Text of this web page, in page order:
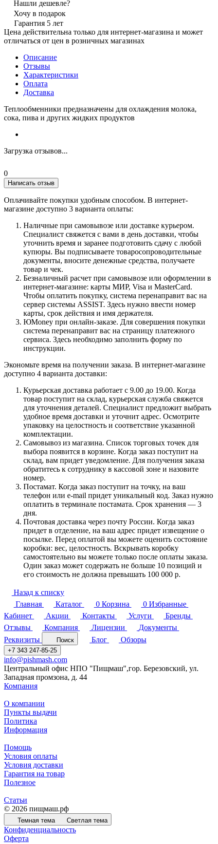
Нашли дешевле?
Хочу в подарок
Гарантия 5 лет
Цена действительна только для интернет-магазина и может
отличаться от цен в розничных магазинах
Описание
Отзывы
Характеристики
Оплата
Доставка
Теплообменники предназначены для охлаждения молока,
сока, пива и других жидких продуктов
Загрузка отзывов...
0
Написать отзыв
Оплачивайте покупки удобным способом. В интернет-
магазине доступно 3 варианта оплаты:
Наличные при самовывозе или доставке курьером.
Специалист свяжется с вами в день доставки, чтобы
уточнить время и заранее подготовить сдачу с любой
купюры. Вы подписываете товаросопроводительные
документы, вносите денежные средства, получаете
товар и чек.
Безналичный расчет при самовывозе или оформлении в
интернет-магазине: карты МИР, Visa и MasterCard.
Чтобы оплатить покупку, система перенаправит вас на
сервер системы ASSIST. Здесь нужно ввести номер
карты, срок действия и имя держателя.
ЮMoney при онлайн-заказе. Для совершения покупки
система перенаправит вас на страницу платежного
сервиса. Здесь необходимо заполнить форму по
инструкции.
Экономьте время на получении заказа. В интернет-магазине
доступно 4 варианта доставки:
Курьерская доставка работает с 9.00 до 19.00. Когда
товар поступит на склад, курьерская служба свяжется
для уточнения деталей. Специалист предложит выбрать
удобное время доставки и уточнит адрес. Осмотрите
упаковку на целостность и соответствие указанной
комплектации.
Самовывоз из магазина. Список торговых точек для
выбора появится в корзине. Когда заказ поступит на
склад, вам придет уведомление. Для получения заказа
обратитесь к сотруднику в кассовой зоне и назовите
номер.
Постамат. Когда заказ поступит на точку, на ваш
телефон или e-mail придет уникальный код. Заказ нужно
оплатить в терминале постамата. Срок хранения — 3
дня.
Почтовая доставка через почту России. Когда заказ
придет в отделение, на ваш адрес придет извещение о
посылке. Перед оплатой вы можете оценить состояние
коробки: вес, целостность. Вскрывать коробку
самостоятельно вы можете только после оплаты заказа.
Один заказ может содержать не больше 10 позиций и
его стоимость не должна превышать 100 000 р.
Назад к списку
Главная
Каталог 0 Корзина 0 Избранные
Кабинет
Акции Контакты Услуги
Бренды
Отзывы
Компания Лицензии
Документы
Реквизиты
Поиск Блог Обзоры
+7 343 247-85-25
info@pishmash.com
Центральный офис НПО "Пищмаш",гор. Березовский, ул.
Западная промзона, д. 44
Компания
О компании
Пункты выдачи
Политика
Информация
Помощь
Условия оплаты
Условия доставки
Гарантия на товар
Полезное
Статьи
© 2026 пищмаш.рф
Темная тема Светлая тема
Конфиденциальность
Оферта